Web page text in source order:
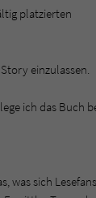
platzierten
einzulassen.
ich das Buch
was sich